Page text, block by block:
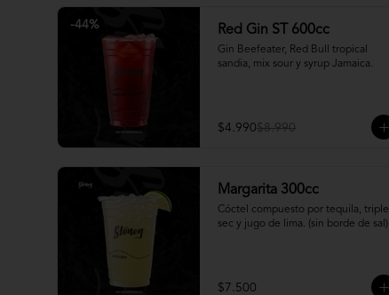
-44% Red Gin ST 600cc
Gin Beefeater, Red Bull tropical
sandia, mix sour y syrup Jamaica.
$4.990$8.990
Margarita 300cc
Cóctel compuesto por tequila, triple
sec y jugo de lima. (sin borde de sal)
$7.500